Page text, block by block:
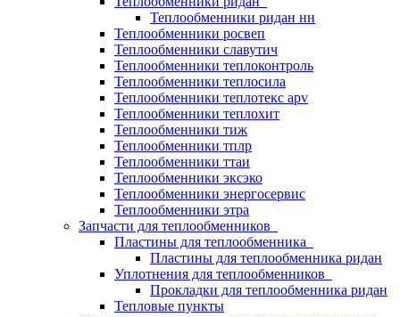
Теплообменники ридан нн
Теплообменники росвеп
Теплообменники славутич
Теплообменники теплоконтроль
Теплообменники теплосила
Теплообменники теплотекс apv
Теплообменники теплохит
Теплообменники тиж
Теплообменники тплр
Теплообменники ттаи
Теплообменники эксэко
Теплообменники энергосервис
Теплообменники этра
Запчасти для теплообменников
Пластины для теплообменника
Пластины для теплообменника ридан
Уплотнения для теплообменников
Прокладки для теплообменника ридан
Тепловые пункты